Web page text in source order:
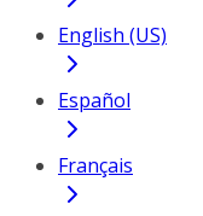
English (US)
Español
Français